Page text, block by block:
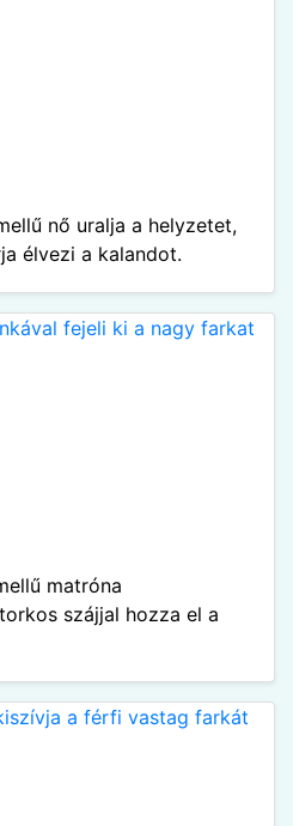
nő uralja a helyzetet,
élvezi a kalandot.
matróna
szájjal hozza el a